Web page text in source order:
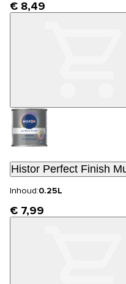
€ 8,49
Histor Perfect Finish
Inhoud:0.25L
€ 7,99